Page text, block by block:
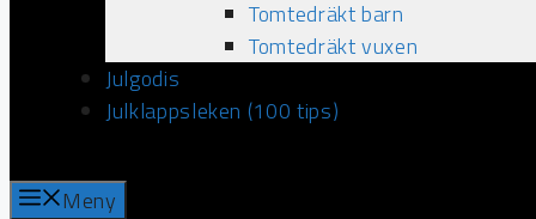
Tomtedräkt barn
Tomtedräkt vuxen
Julgodis
Julklappsleken (100 tips)
Meny